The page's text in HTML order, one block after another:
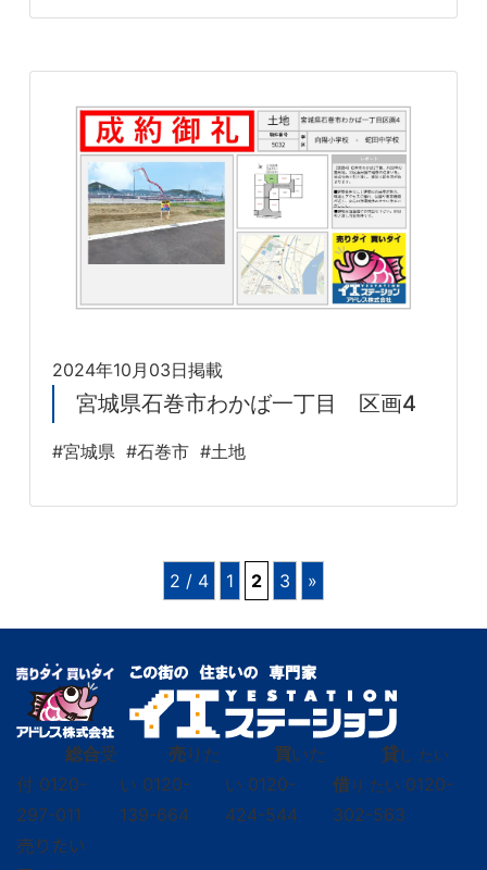
2024年10月03日掲載
宮城県石巻市わかば一丁目 区画4
#宮城県 #石巻市 #土地
2 / 4 1 2 3 »
総合受
付 0120-
297-011
売りた
い 0120-
139-664
買いた
い 0120-
424-544
貸し たい
借り たい 0120-
302-563
売りたい